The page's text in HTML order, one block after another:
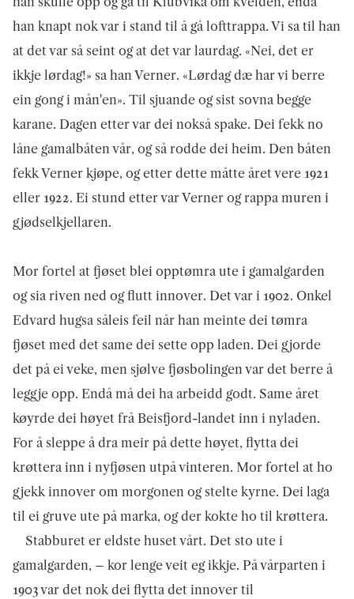
han knapt nok var i stand til å gå lofttrappa. Vi sa til han
at det var så seint og at det var laurdag. «Nei, det er
ikkje lørdag!» sa han Verner. «Lørdag dæ har vi berre
ein gong i mån'en». Til sjuande og sist sovna begge
karane. Dagen etter var dei nokså spake. Dei fekk no
låne gamalbåten vår, og så rodde dei heim. Den båten
fekk Verner kjøpe, og etter dette måtte året vere 1921
eller 1922. Ei stund etter var Verner og rappa muren i
gjødselkjellaren.
Mor fortel at fjøset blei opptømra ute i gamalgarden
og sia riven ned og flutt innover. Det var i 1902. Onkel
Edvard hugsa såleis feil når han meinte dei tømra
fjøset med det same dei sette opp laden. Dei gjorde
det på ei veke, men sjølve fjøsbolingen var det berre å
leggje opp. Endå må dei ha arbeidd godt. Same året
køyrde dei høyet frå Beisfjord-landet inn i nyladen.
For å sleppe å dra meir på dette høyet, flytta dei
krøttera inn i nyfjøsen utpå vinteren. Mor fortel at ho
gjekk innover om morgonen og stelte kyrne. Dei laga
til ei gruve ute på marka, og der kokte ho til krøttera.
Stabburet er eldste huset vårt. Det sto ute i
gamalgarden, – kor lenge veit eg ikkje. På vårparten i
1903 var det nok dei flytta det innover til